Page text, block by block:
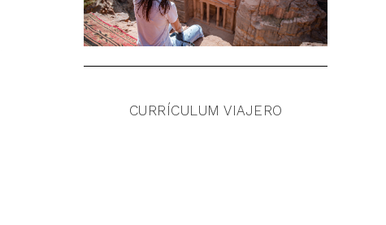
CURRÍCULUM VIAJERO